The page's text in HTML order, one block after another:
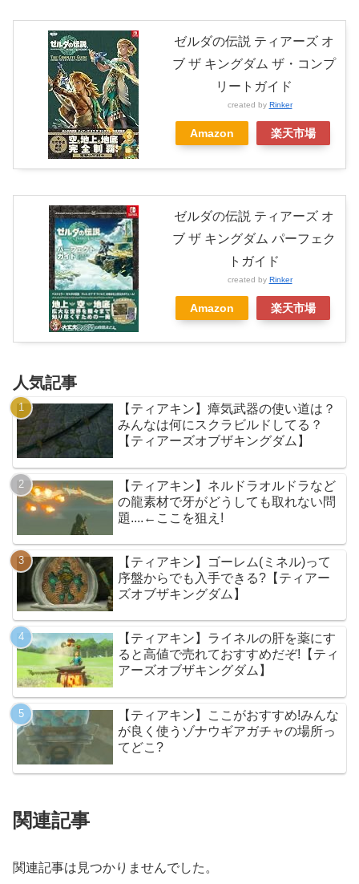
ゼルダの伝説 ティアーズ オ
ブ ザ キングダム ザ・コンプ
リートガイド
created by Rinker
Amazon 楽天市場
ゼルダの伝説 ティアーズ オ
ブ ザ キングダム パーフェク
トガイド
created by Rinker
Amazon 楽天市場
人気記事
【ティアキン】瘴気武器の使い道は？
みんなは何にスクラビルドしてる？
【ティアーズオブザキングダム】
【ティアキン】ネルドラオルドラなど
の龍素材で牙がどうしても取れない問
題....←ここを狙え!
【ティアキン】ゴーレム(ミネル)って
序盤からでも入手できる?【ティアー
ズオブザキングダム】
【ティアキン】ライネルの肝を薬にす
ると高値で売れておすすめだぞ!【ティ
アーズオブザキングダム】
【ティアキン】ここがおすすめ!みんな
が良く使うゾナウギアガチャの場所っ
てどこ?
関連記事
関連記事は見つかりませんでした。